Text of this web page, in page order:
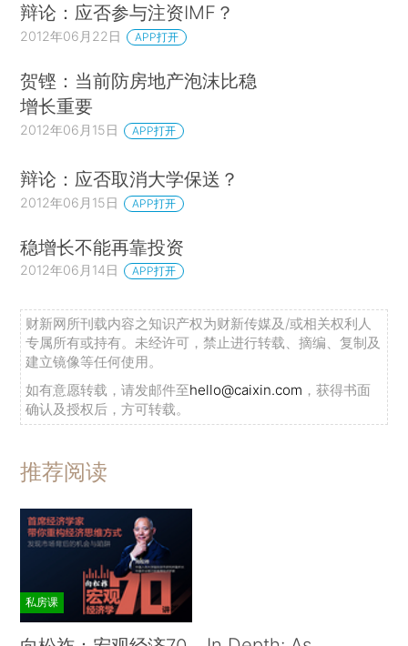
辩论：应否参与注资IMF？
2012年06月22日 APP打开
贺铿：当前防房地产泡沫比稳
增长重要
2012年06月15日 APP打开
辩论：应否取消大学保送？
2012年06月15日 APP打开
稳增长不能再靠投资
2012年06月14日 APP打开
财新网所刊载内容之知识产权为财新传媒及/或相关权利人
专属所有或持有。未经许可，禁止进行转载、摘编、复制及
建立镜像等任何使用。
如有意愿转载，请发邮件至hello@caixin.com ，获得书面
确认及授权后，方可转载。
推荐阅读
私房课